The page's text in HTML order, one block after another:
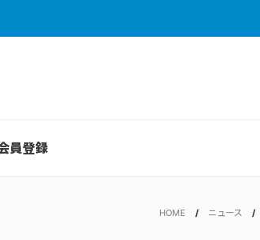
員登録
HOME ニュース